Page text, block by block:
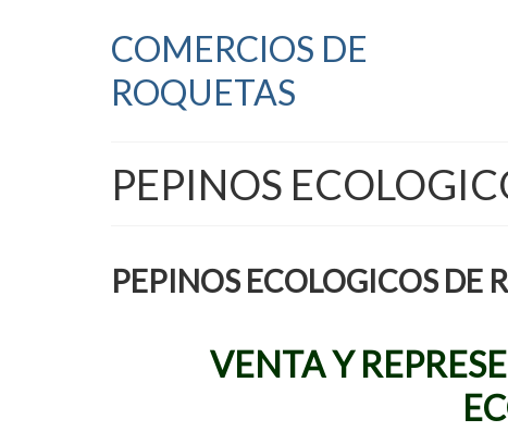
COMERCIOS DE
ROQUETAS
PEPINOS
PEPINOS ECOLOGICOS DE
VENTA Y